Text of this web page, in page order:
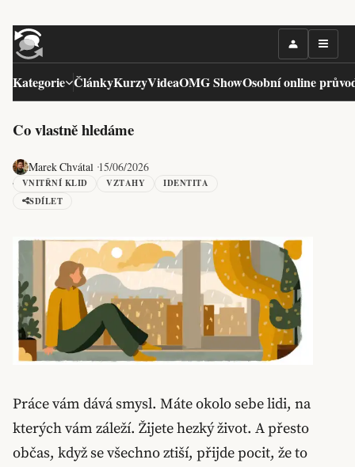
Kategorie ČlánkyKurzyVideaOMG ShowOsobní online
Co vlastně hledáme
Marek Chvátal 15/06/2026
VNITŘNÍ KLID VZTAHY
IDENTITA
SDÍLET
Práce vám dává smysl. Máte okolo sebe lidi, na
kterých vám záleží. Žijete hezký život. A přesto
občas, když se všechno ztiší, přijde pocit, že to